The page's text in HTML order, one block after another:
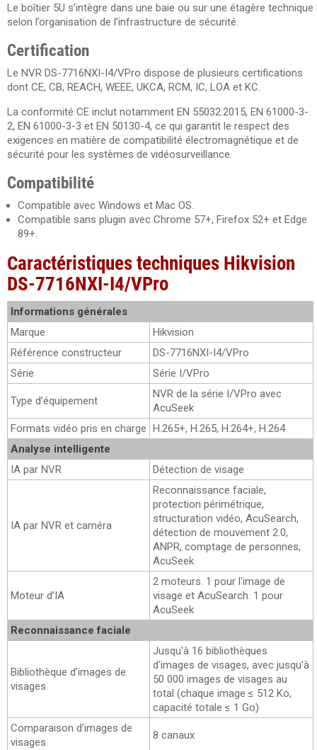
Le boîtier 5U s’intègre dans une baie ou sur une étagère technique
selon l’organisation de l’infrastructure de sécurité.
Certification
Le NVR DS-7716NXI-I4/VPro dispose de plusieurs certifications
dont CE, CB, REACH, WEEE, UKCA, RCM, IC, LOA et KC.
La conformité CE inclut notamment EN 55032:2015, EN 61000-3-
2, EN 61000-3-3 et EN 50130-4, ce qui garantit le respect des
exigences en matière de compatibilité électromagnétique et de
sécurité pour les systèmes de vidéosurveillance.
Compatibilité
Compatible avec Windows et Mac OS.
Compatible sans plugin avec Chrome 57+, Firefox 52+ et Edge
89+.
Caractéristiques techniques Hikvision
DS-7716NXI-I4/VPro
Informations générales
Marque
Hikvision
Référence constructeur
DS-7716NXI-I4/VPro
Série
Série I/VPro
Type d’équipement
NVR de la série I/VPro avec
AcuSeek
Formats vidéo pris en charge H.265+, H.265, H.264+, H.264
Analyse intelligente
IA par NVR
Détection de visage
IA par NVR et caméra
Reconnaissance faciale,
protection périmétrique,
structuration vidéo, AcuSearch,
détection de mouvement 2.0,
ANPR, comptage de personnes,
AcuSeek
Moteur d’IA
2 moteurs. 1 pour l'image de
visage et AcuSearch. 1 pour
AcuSeek
Reconnaissance faciale
Bibliothèque d’images de
visages
Jusqu'à 16 bibliothèques
d'images de visages, avec jusqu'à
50 000 images de visages au
total (chaque image ≤ 512 Ko,
capacité totale ≤ 1 Go)
Comparaison d’images de
visages
8 canaux